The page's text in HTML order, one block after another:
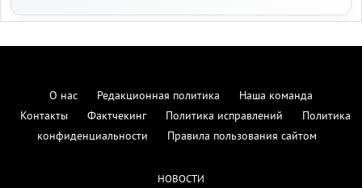
О нас Редакционная политика
Наша команда
Контакты
Фактчекинг Политика исправлений
Политика
конфиденциальности
Правила пользования сайтом
НОВОСТИ